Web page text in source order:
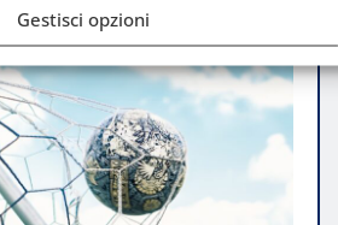
Gestisci opzioni